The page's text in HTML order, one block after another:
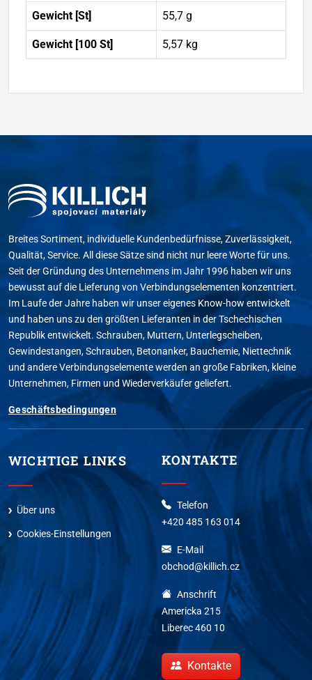
Gewicht [St] 55,7 g
Gewicht [100 St] 5,57 kg
Breites Sortiment, individuelle Kundenbedürfnisse, Zuverlässigkeit,
Qualität, Service. All diese Sätze sind nicht nur leere Worte für uns.
Seit der Gründung des Unternehmens im Jahr 1996 haben wir uns
bewusst auf die Lieferung von Verbindungselementen konzentriert.
Im Laufe der Jahre haben wir unser eigenes Know-how entwickelt
und haben uns zu den größten Lieferanten in der Tschechischen
Republik entwickelt. Schrauben, Muttern, Unterlegscheiben,
Gewindestangen, Schrauben, Betonanker, Bauchemie, Niettechnik
und andere Verbindungselemente werden an große Fabriken, kleine
Unternehmen, Firmen und Wiederverkäufer geliefert.
Geschäftsbedingungen
WICHTIGE LINKS
Über uns
Cookies-Einstellungen
KONTAKTE
Telefon
+420 485 163 014
E-Mail
obchod@killich.cz
Anschrift
Americka 215
Liberec 460 10
Kontakte